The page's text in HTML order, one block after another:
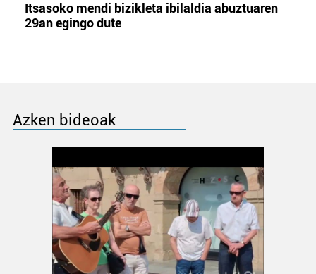
Itsasoko mendi bizikleta ibilaldia abuztuaren
29an egingo dute
Azken bideoak